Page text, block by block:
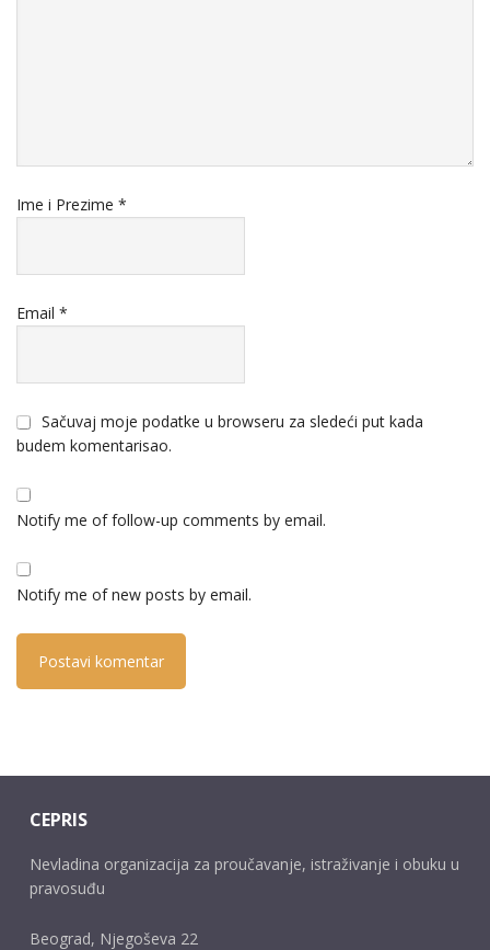
Ime i Prezime *
Email *
Sačuvaj moje podatke u browseru za sledeći put kada
budem komentarisao.
Notify me of follow-up comments by email.
Notify me of new posts by email.
CEPRIS
Nevladina organizacija za proučavanje, istraživanje i obuku u
pravosuđu
Beograd, Njegoševa 22